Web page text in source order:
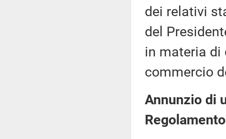
dei relativi
del
in materia di
commercio
Annunzio di